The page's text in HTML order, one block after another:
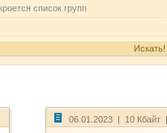
список групп
06.01.2023 | 10 Кбайт